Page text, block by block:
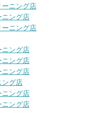
ーニング店
ニング店
ーニング店
ニング店
ニング店
ニング店
ング店
ニング店
ニング店